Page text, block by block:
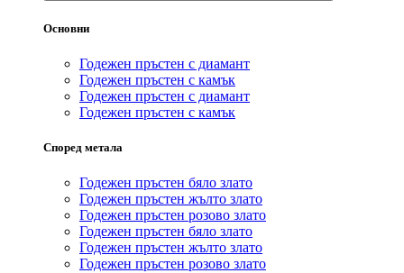
Основни
Годежен пръстен с диамант
Годежен пръстен с камък
Годежен пръстен с диамант
Годежен пръстен с камък
Според метала
Годежен пръстен бяло злато
Годежен пръстен жълто злато
Годежен пръстен розово злато
Годежен пръстен бяло злато
Годежен пръстен жълто злато
Годежен пръстен розово злато